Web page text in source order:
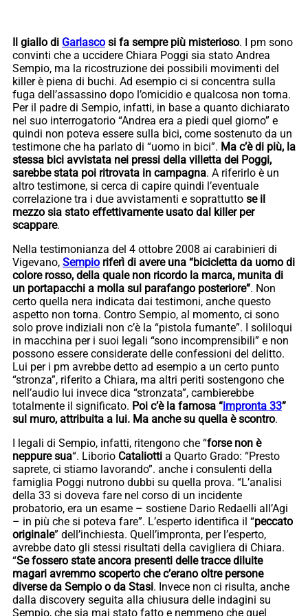
Il giallo di Garlasco si fa sempre più misterioso. I pm sono
convinti che a uccidere Chiara Poggi sia stato Andrea
Sempio, ma la ricostruzione dei possibili movimenti del
killer è piena di buchi. Ad esempio ci si concentra sulla
fuga dell’assassino dopo l’omicidio e qualcosa non torna.
Per il padre di Sempio, infatti, in base a quanto dichiarato
nel suo interrogatorio “Andrea era a piedi quel giorno” e
quindi non poteva essere sulla bici, come sostenuto da un
testimone che ha parlato di “uomo in bici”. Ma c’è di più, la
stessa bici avvistata nei pressi della villetta dei Poggi,
sarebbe stata poi ritrovata in campagna. A riferirlo è un
altro testimone, si cerca di capire quindi l’eventuale
correlazione tra i due avvistamenti e soprattutto se il
mezzo sia stato effettivamente usato dal killer per
scappare.
Nella testimonianza del 4 ottobre 2008 ai carabinieri di
Vigevano, Sempio riferì di avere una “bicicletta da uomo di
colore rosso, della quale non ricordo la marca, munita di
un portapacchi a molla sul parafango posteriore”. Non
certo quella nera indicata dai testimoni, anche questo
aspetto non torna. Contro Sempio, al momento, ci sono
solo prove indiziali non c’è la “pistola fumante”. I soliloqui
in macchina per i suoi legali “sono incomprensibili” e non
possono essere considerate delle confessioni del delitto.
Lui per i pm avrebbe detto ad esempio a un certo punto
“stronza”, riferito a Chiara, ma altri periti sostengono che
nell’audio lui invece dica “stronzata”, cambierebbe
totalmente il significato. Poi c’è la famosa “impronta 33”
sul muro, attribuita a lui. Ma anche su quella è scontro.
I legali di Sempio, infatti, ritengono che “forse non è
neppure sua“. Liborio Cataliotti a Quarto Grado: “Presto
saprete, ci stiamo lavorando”. anche i consulenti della
famiglia Poggi nutrono dubbi su quella prova. “L’analisi
della 33 si doveva fare nel corso di un incidente
probatorio, era un esame – sostiene Dario Redaelli all’Agi
– in più che si poteva fare”. L’esperto identifica il “peccato
originale” dell’inchiesta. Quell’impronta, per l’esperto,
avrebbe dato gli stessi risultati della cavigliera di Chiara.
“Se fossero state ancora presenti delle tracce diluite
magari avremmo scoperto che c’erano oltre persone
diverse da Sempio o da Stasi. Invece non ci risulta, anche
dalla discovery seguita alla chiusura delle indagini su
Sempio, che sia mai stato fatto e nemmeno che quel